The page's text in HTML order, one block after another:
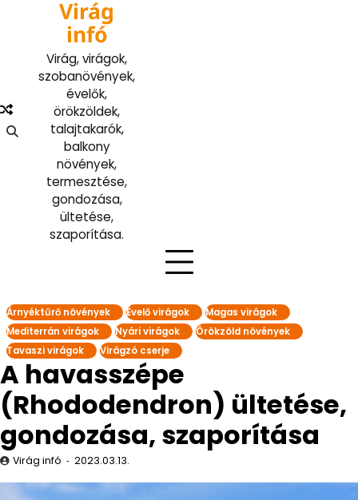
Virág
infó
Virág, virágok,
szobanövények,
évelők,
örökzöldek,
talajtakarók,
balkony
növények,
termesztése,
gondozása,
ültetése,
szaporítása.
Árnyéktűrő növények Évelő virágok
Magas virágok
Mediterrán virágok
Nyári virágok
Örökzöld növények
Tavaszi virágok
Virágzó cserje
A havasszépe
(Rhododendron) ültetése,
gondozása, szaporítása
Virág infó 2023.03.13.